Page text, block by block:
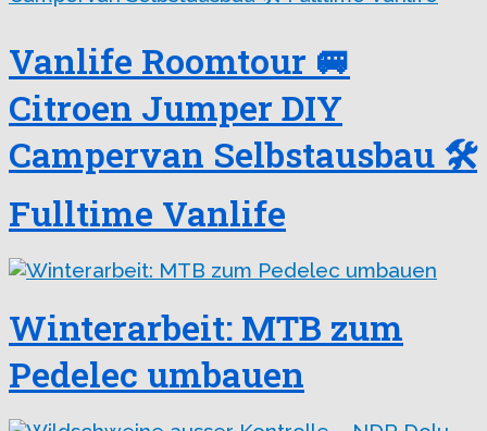
Vanlife Roomtour 🚐
Citroen Jumper DIY
Campervan Selbstausbau 🛠
Fulltime Vanlife
Winterarbeit: MTB zum
Pedelec umbauen